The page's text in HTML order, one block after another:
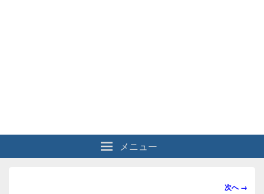
メニュー
画
次へ →